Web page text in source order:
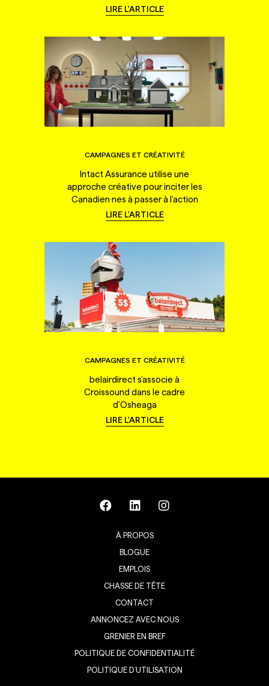
LIRE L'ARTICLE
CAMPAGNES ET CRÉATIVITÉ
Intact Assurance utilise une
approche créative pour inciter les
Canadien·nes à passer à l'action
LIRE L'ARTICLE
CAMPAGNES ET CRÉATIVITÉ
belairdirect s'associe à
Croissound dans le cadre
d'Osheaga
LIRE L'ARTICLE
À PROPOS
BLOGUE
EMPLOIS
CHASSE DE TÊTE
CONTACT
ANNONCEZ AVEC NOUS
GRENIER EN BREF
POLITIQUE DE CONFIDENTIALITÉ
POLITIQUE D’UTILISATION